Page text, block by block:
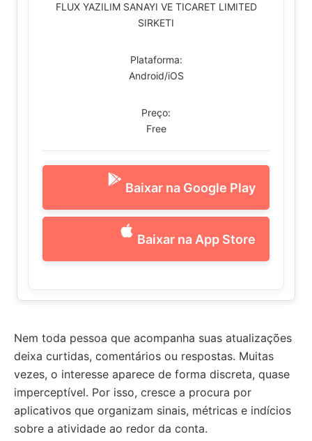
FLUX YAZILIM SANAYI VE TICARET LIMITED
SIRKETI
Plataforma:
Android/iOS
Preço:
Free
Baixar na Google Play
Baixar na App Store
Nem toda pessoa que acompanha suas atualizações
deixa curtidas, comentários ou respostas. Muitas
vezes, o interesse aparece de forma discreta, quase
imperceptível. Por isso, cresce a procura por
aplicativos que organizam sinais, métricas e indícios
sobre a atividade ao redor da conta.